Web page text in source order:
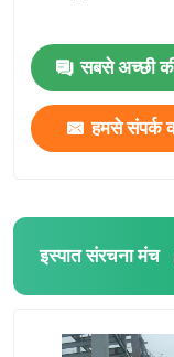
सबसे अच्छी
हमसे संपर्क
इस्पात संरचना मंच